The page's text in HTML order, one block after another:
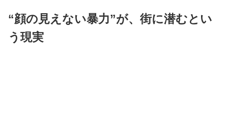
“顔の見えない暴力”が、街に潜むとい
う現実